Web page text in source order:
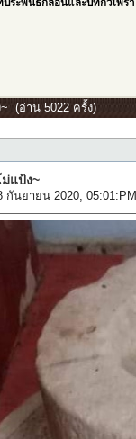
(อ่าน 5022 ครั้ง)
ม่แป้ง~
กันยายน 2020,